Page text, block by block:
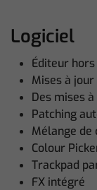
Logiciel
Éditeur
Mises à
Des mises
Patching
Mélange de
Colour
Trackpad
FX intégré